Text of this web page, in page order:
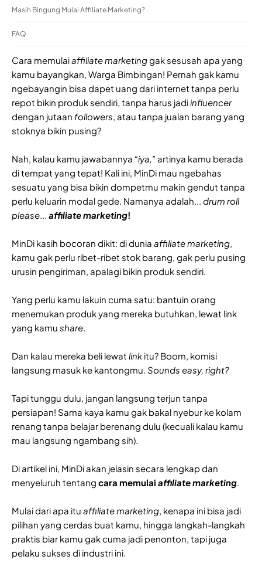
Masih Bingung Mulai Affiliate Marketing?
FAQ
Cara memulaiaffiliate marketinggak sesusah apa yang
kamu bayangkan, Warga Bimbingan! Pernah gak kamu
ngebayangin bisa dapet uang dari internet tanpa perlu
repot bikin produk sendiri, tanpa harus jadiinfluencer
dengan jutaan followers, atau tanpa jualan barang yang
stoknya bikin pusing?
Nah, kalau kamu jawabannya “iya,” artinya kamu berada
di tempat yang tepat! Kali ini, MinDi mau ngebahas
sesuatu yang bisa bikin dompetmu makin gendut tanpa
perlu keluarin modal gede. Namanya adalah... drum roll
please... affiliate marketing!
MinDi kasih bocoran dikit: di dunia affiliate marketing,
kamu gak perlu ribet-ribet stok barang, gak perlu pusing
urusin pengiriman, apalagi bikin produk sendiri.
Yang perlu kamu lakuin cuma satu: bantuin orang
menemukan produk yang mereka butuhkan, lewat link
yang kamu share.
Dan kalau mereka beli lewat link itu? Boom, komisi
langsung masuk ke kantongmu. Sounds easy, right?
Tapi tunggu dulu, jangan langsung terjun tanpa
persiapan! Sama kaya kamu gak bakal nyebur ke kolam
renang tanpa belajar berenang dulu (kecuali kalau kamu
mau langsung ngambang sih).
Di artikel ini, MinDi akan jelasin secara lengkap dan
menyeluruh tentang cara memulai affiliate marketing.
Mulai dari apa itu affiliate marketing, kenapa ini bisa jadi
pilihan yang cerdas buat kamu, hingga langkah-langkah
praktis biar kamu gak cuma jadi penonton, tapi juga
pelaku sukses di industri ini.